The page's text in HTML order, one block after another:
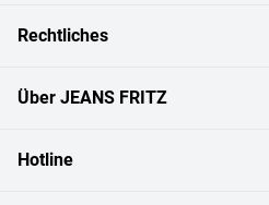
Rechtliches
Über JEANS FRITZ
Hotline